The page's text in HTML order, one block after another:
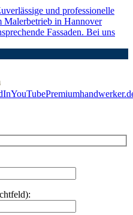
und professionelle
Malerbetrieb in Hannover
Fassaden. Bei uns
YouTube